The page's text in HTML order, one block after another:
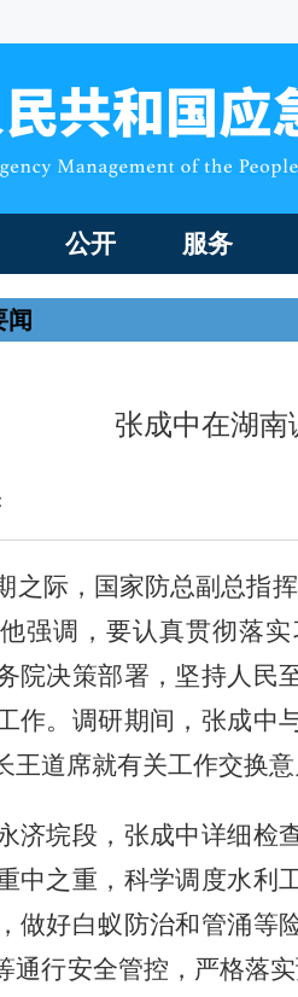
公开 服务
闻
张成中在湖南
之际，国家防总副总指
强调，要认真贯彻落
院决策部署，坚持人民
作。调研期间，张成中
道席就有关工作交换意
济垸段，张成中详细检
中之重，科学调度水利
做好白蚁防治和管涌等
通行安全管控，严格落